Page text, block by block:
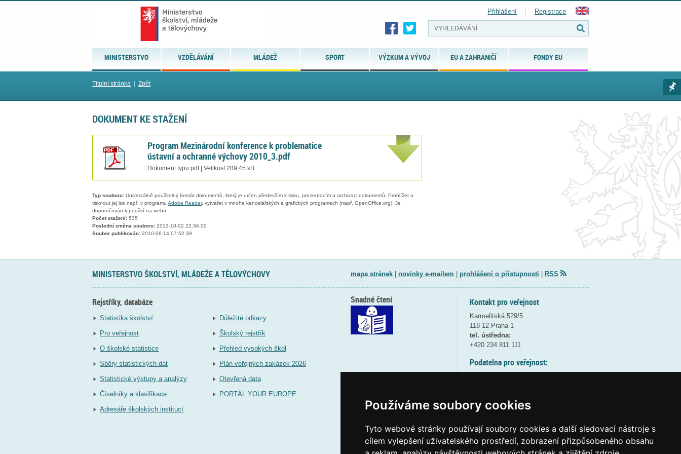
Používáme soubory cookies
Tyto webové stránky používají soubory cookies a další sledovací nástroje s
cílem vylepšení uživatelského prostředí, zobrazení přizpůsobeného obsahu
MINISTERSTVO VZDĚLÁVÁNÍ MLÁDEŽ SPORT VÝZKUM A VÝVOJ EU A ZAHRANIČÍ FONDY EU
Přihlášení Registrace
Titulní stránka Zpět
DOKUMENT KE STAŽENÍ
Program Mezinárodní konference k problematice
ústavní a ochranné výchovy 2010_3.pdf
Dokument typu pdf | Velikost 289,45 kB
Typ souboru: Univerzálně použitelný formát dokumentů, který je určen především k tisku, prezentacím a archivaci dokumentů. Prohlížet a
tisknout jej lze např. v programu Adobe Reader, vytvářet v mnoha kancelářských a grafických programech (např. OpenOffice.org). Je
doporučován k použití na webu.
Počet stažení: 535
Poslední změna souboru: 2013-10-02 22:34:00
Soubor publikován: 2010-06-14 07:52:39
MINISTERSTVO ŠKOLSTVÍ, MLÁDEŽE A TĚLOVÝCHOVY mapa stránek| novinky e-mailem prohlášení o přístupnosti RSS
Rejstříky, databáze
Statistika školství
Pro veřejnost
O školské statistice
Sběry statistických dat
Statistické výstupy a analýzy
Číselníky a klasifikace
Adresáře školských institucí
Důležité odkazy
Školský rejstřík
Přehled vysokých škol
Plán veřejných zakázek 2026
Otevřená data
PORTÁL YOUR EUROPE
Kontakt pro veřejnost
Karmelitská 529/5
118 12 Praha 1
tel. ústředna:
+420 234 811 111
Podatelna pro veřejnost:
(více informací
Elektronická podatelna:
Snadné čtení